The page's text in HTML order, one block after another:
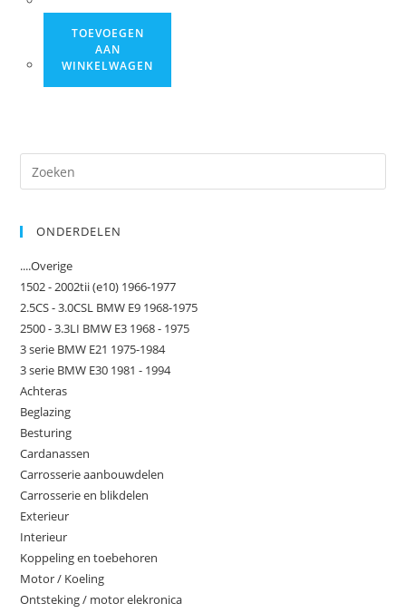
TOEVOEGEN
AAN
WINKELWAGEN
ONDERDELEN
....Overige
1502 - 2002tii (e10) 1966-1977
2.5CS - 3.0CSL BMW E9 1968-1975
2500 - 3.3LI BMW E3 1968 - 1975
3 serie BMW E21 1975-1984
3 serie BMW E30 1981 - 1994
Achteras
Beglazing
Besturing
Cardanassen
Carrosserie aanbouwdelen
Carrosserie en blikdelen
Exterieur
Interieur
Koppeling en toebehoren
Motor / Koeling
Ontsteking / motor elekronica